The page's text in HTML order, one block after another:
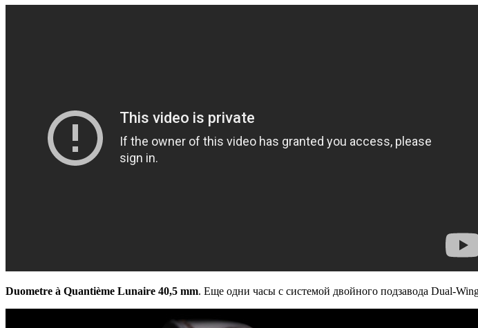
Duometre à Quantième Lunaire 40,5 mm. Еще одни часы с системой двойного подзавода Dual-